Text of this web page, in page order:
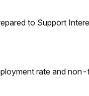
to Support
rate and